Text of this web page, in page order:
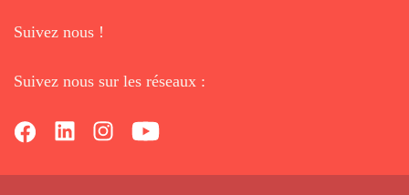
Suivez nous !
Suivez nous sur les réseaux :